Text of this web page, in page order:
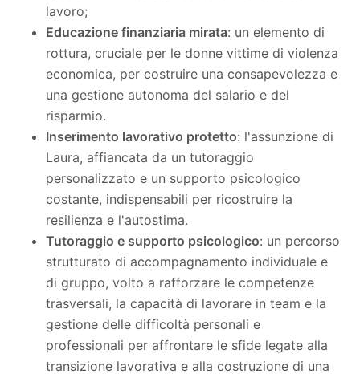
lavoro;
Educazione finanziaria mirata: un elemento di
rottura, cruciale per le donne vittime di violenza
economica, per costruire una consapevolezza e
una gestione autonoma del salario e del
risparmio.
Inserimento lavorativo protetto: l'assunzione di
Laura, affiancata da un tutoraggio
personalizzato e un supporto psicologico
costante, indispensabili per ricostruire la
resilienza e l'autostima.
Tutoraggio e supporto psicologico: un percorso
strutturato di accompagnamento individuale e
di gruppo, volto a rafforzare le competenze
trasversali, la capacità di lavorare in team e la
gestione delle difficoltà personali e
professionali per affrontare le sfide legate alla
transizione lavorativa e alla costruzione di una